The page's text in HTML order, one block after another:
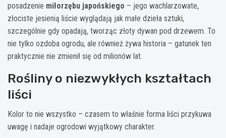
posadzenie miłorzębu japońskiego – jego wachlarzowate,
złociste jesienią liście wyglądają jak małe dzieła sztuki,
szczególnie gdy opadają, tworząc złoty dywan pod drzewem. To
nie tylko ozdoba ogrodu, ale również żywa historia – gatunek ten
praktycznie nie zmienił się od milionów lat.
Rośliny o niezwykłych kształtach
liści
Kolor to nie wszystko – czasem to właśnie forma liści przykuwa
uwagę i nadaje ogrodowi wyjątkowy charakter.